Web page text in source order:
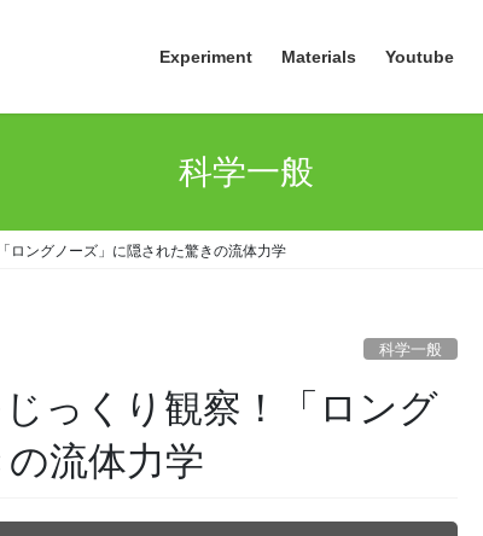
Experiment Materials Youtube
科学一般
ロングノーズ」に隠された驚きの流体力学
科学一般
っくり観察！「ロング
流体力学